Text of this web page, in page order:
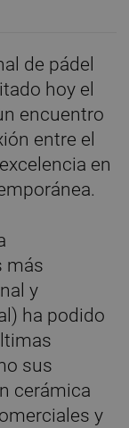
de pádel
hoy el
encuentro
entre el
en
más
y
ha podido
sus
cerámica
y